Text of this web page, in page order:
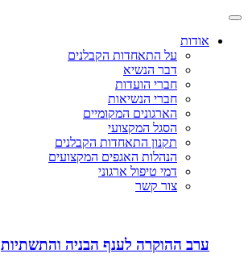
אודות
על התאחדות הקבלנים
דבר הנשיא
חברי הועדות
חברי הנשיאות
הארגונים המקומיים
הסגל המקצועי
תקנון התאחדות הקבלנים
הנהלות האגפים המקצועים
דמי טיפול ארגוני
צור קשר
ערב ההוקרה לענף הבניה והתשתיות